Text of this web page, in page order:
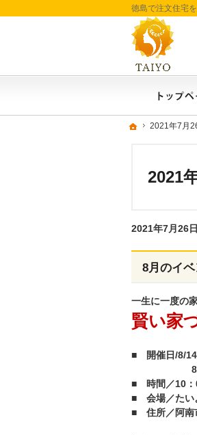
ホーム
2021年7月
2021
2021年7月26日
8月のイベ
一生に一度の
賢い家
■ 開催日/8/
8/28(
■ 時間／10：
■ 会場／たい
■ 住所／阿南
ホーム
2021年7月